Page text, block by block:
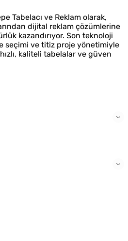
Tabelacı ve Reklam olarak,
dijital reklam çözümlerine
kazandırıyor. Son teknoloji
seçimi ve titiz proje yönetimiyle
kaliteli tabelalar ve güven